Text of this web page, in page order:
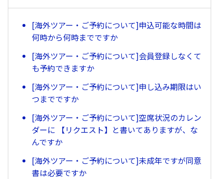
[海外ツアー・ご予約について]申込可能な時間は
何時から何時までですか
[海外ツアー・ご予約について]会員登録しなくて
も予約できますか
[海外ツアー・ご予約について]申し込み期限はい
つまでですか
[海外ツアー・ご予約について]空席状況のカレン
ダーに 【リクエスト】と書いてありますが、な
んですか
[海外ツアー・ご予約について]未成年ですが同意
書は必要ですか